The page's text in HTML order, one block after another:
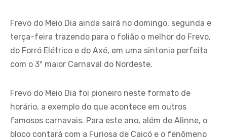
Frevo do Meio Dia ainda sairá no domingo, segunda e
terça-feira trazendo para o folião o melhor do Frevo,
do Forró Elétrico e do Axé, em uma sintonia perfeita
com o 3º maior Carnaval do Nordeste.
Frevo do Meio Dia foi pioneiro neste formato de
horário, a exemplo do que acontece em outros
famosos carnavais. Para este ano, além de Alinne, o
bloco contará com a Furiosa de Caicó e o fenômeno